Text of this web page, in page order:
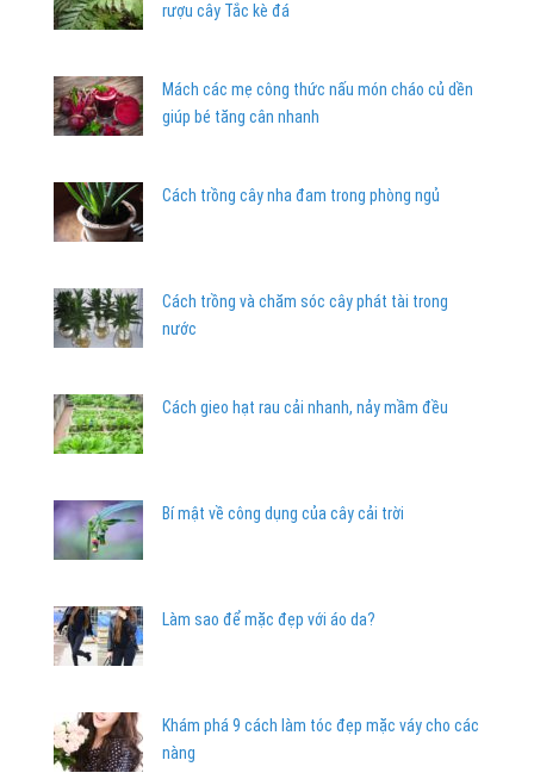
rượu cây Tắc kè đá
Mách các mẹ công thức nấu món cháo củ dền
giúp bé tăng cân nhanh
Cách trồng cây nha đam trong phòng ngủ
Cách trồng và chăm sóc cây phát tài trong
nước
Cách gieo hạt rau cải nhanh, nảy mầm đều
Bí mật về công dụng của cây cải trời
Làm sao để mặc đẹp với áo da?
Khám phá 9 cách làm tóc đẹp mặc váy cho các
nàng